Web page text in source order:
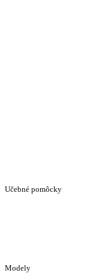
Učebné pomôcky
Modely